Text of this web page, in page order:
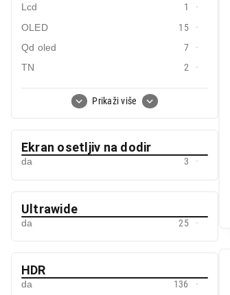
280 Hz
10
300 Hz
1
310 Hz
2
320 Hz
5
390 Hz
1
480 Hz
2
540 Hz
2
60 Hz
30
Prikaži više
Lcd
1
OLED
15
Qd oled
7
TN
2
Va
77
Ekran osetljiv na dodir
da 3
Ultrawide
da 25
HDR
da 136